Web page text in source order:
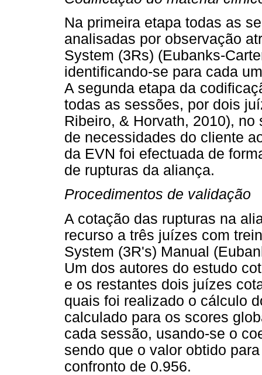
Na primeira etapa todas as
analisadas por observação
System (3Rs) (Eubanks-
identificando-se para cada
A segunda etapa da
todas as sessões, por dois
Ribeiro, & Horvath, 2010),
de necessidades do cliente
da EVN foi efectuada de
de rupturas da aliança.
Procedimentos de validação
A cotação das rupturas na
recurso a três juízes com
System (3R's) Manual
Um dos autores do estudo
e os restantes dois juízes
quais foi realizado o cálculo
calculado para os scores
cada sessão, usando-se o
sendo que o valor obtido
confronto de 0.956.